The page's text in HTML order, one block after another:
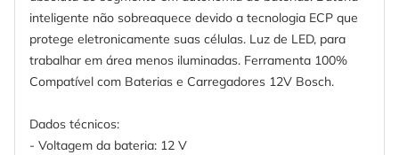
inteligente não sobreaquece devido a tecnologia ECP que
protege eletronicamente suas células. Luz de LED, para
trabalhar em área menos iluminadas. Ferramenta 100%
Compatível com Baterias e Carregadores 12V Bosch.
Dados técnicos:
- Voltagem da bateria: 12 V